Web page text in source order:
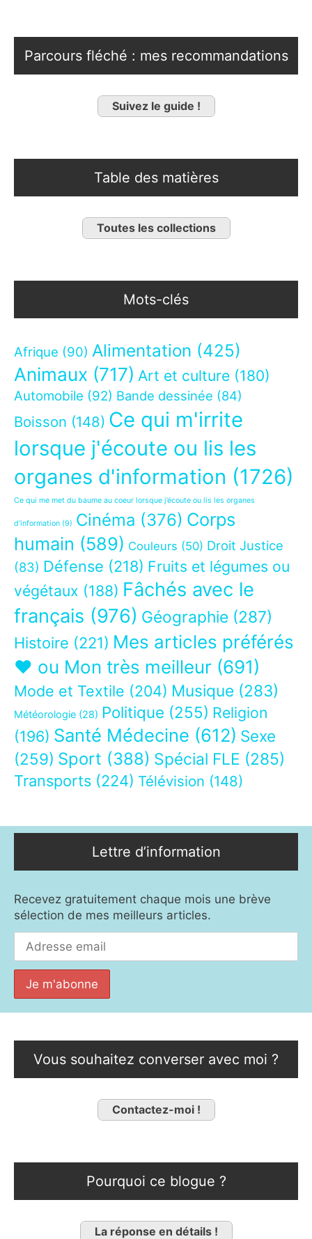
Parcours fléché : mes recommandations
Suivez le guide !
Table des matières
Toutes les collections
Mots-clés
Afrique (90) Alimentation (425)
Animaux (717) Art et culture (180)
Automobile (92) Bande dessinée (84)
Boisson (148) Ce qui m'irrite
lorsque j'écoute ou lis les
organes d'information (1726)
Ce qui me met du baume au coeur lorsque j’écoute ou lis les organes
d’information (9) Cinéma (376) Corps
humain (589) Couleurs (50) Droit Justice
(83) Défense (218) Fruits et légumes ou
végétaux (188) Fâchés avec le
français (976) Géographie (287)
Histoire (221) Mes articles préférés
❤ ou Mon très meilleur (691)
Mode et Textile (204) Musique (283)
Météorologie (28) Politique (255) Religion
(196) Santé Médecine (612) Sexe
(259) Sport (388) Spécial FLE (285)
Transports (224) Télévision (148)
Lettre d’information
Recevez gratuitement chaque mois une brève
sélection de mes meilleurs articles.
Vous souhaitez converser avec moi ?
Contactez-moi !
Pourquoi ce blogue ?
La réponse en détails !